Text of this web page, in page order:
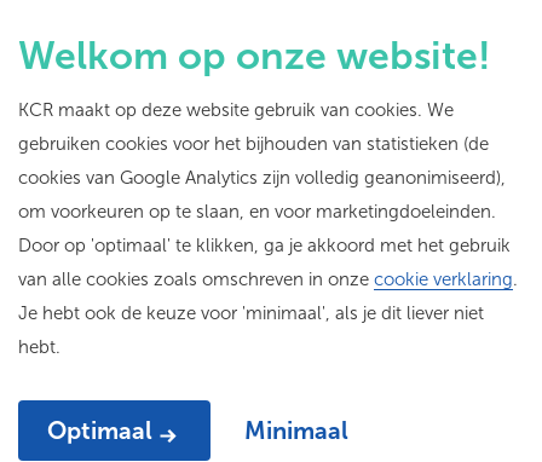
Welkom op onze website!
KCR maakt op deze website gebruik van cookies. We
gebruiken cookies voor het bijhouden van statistieken (de
cookies van Google Analytics zijn volledig geanonimiseerd),
om voorkeuren op te slaan, en voor marketingdoeleinden.
Door op 'optimaal' te klikken, ga je akkoord met het gebruik
van alle cookies zoals omschreven in onze cookie verklaring.
Je hebt ook de keuze voor 'minimaal', als je dit liever niet
hebt.
Optimaal Minimaal
Impactonderzoek
CmK3